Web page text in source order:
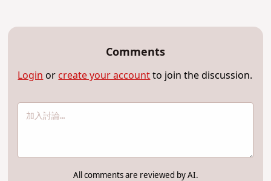
Comments
Loginorcreate your accountto join the discussion.
All comments are reviewed by AI.